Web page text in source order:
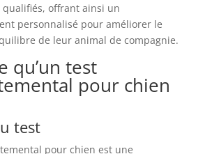
offrant ainsi un
personnalisé pour améliorer le
de leur animal de compagnie.
qu’un test
pour chien
test
pour chien est une